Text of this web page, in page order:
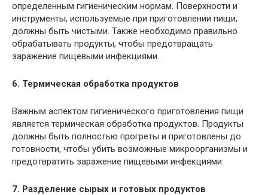
определенным гигиеническим нормам. Поверхности и
инструменты, используемые при приготовлении пищи,
должны быть чистыми. Также необходимо правильно
обрабатывать продукты, чтобы предотвращать
заражение пищевыми инфекциями.
6. Термическая обработка продуктов
Важным аспектом гигиенического приготовления пищи
является термическая обработка продуктов. Продукты
должны быть полностью прогреты и приготовлены до
готовности, чтобы убить возможные микроорганизмы и
предотвратить заражение пищевыми инфекциями.
7. Разделение сырых и готовых продуктов